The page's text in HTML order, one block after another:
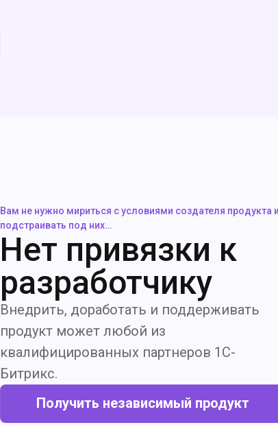
Вам не нужно мириться с условиями создателя продукта и
подстраивать под них…
Нет привязки к
разработчику
Внедрить, доработать и поддерживать
продукт может любой из
квалифицированных партнеров 1С-
Битрикс.
Получить независимый продукт